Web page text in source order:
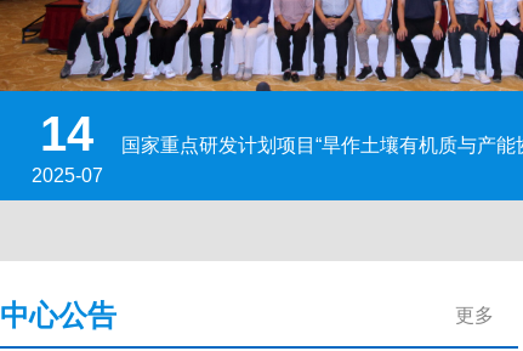
14
2025-07
国家重点研发计划项目“旱作土壤有机质与产
更多
中心公告